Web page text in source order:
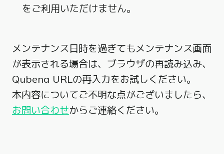
をご利用いただけません。
メンテナンス日時を過ぎてもメンテナンス画面
が表示される場合は、ブラウザの再読み込み、
Qubena URLの再入力をお試しください。
本内容についてご不明な点がございましたら、
お問い合わせからご連絡ください。